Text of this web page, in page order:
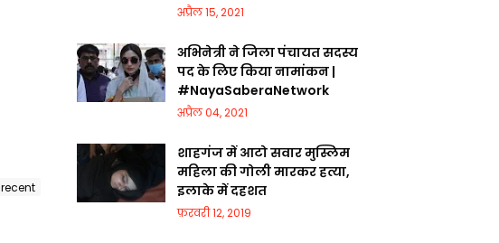
recent
अप्रैल 15, 2021
अभिनेत्री ने जिला पंचायत सदस्य
पद के लिए किया नामांकन |
#NayaSaberaNetwork
अप्रैल 04, 2021
शाहगंज में आटो सवार मुस्लिम
महिला की गोली मारकर हत्या,
इलाके में दहशत
फ़रवरी 12, 2019